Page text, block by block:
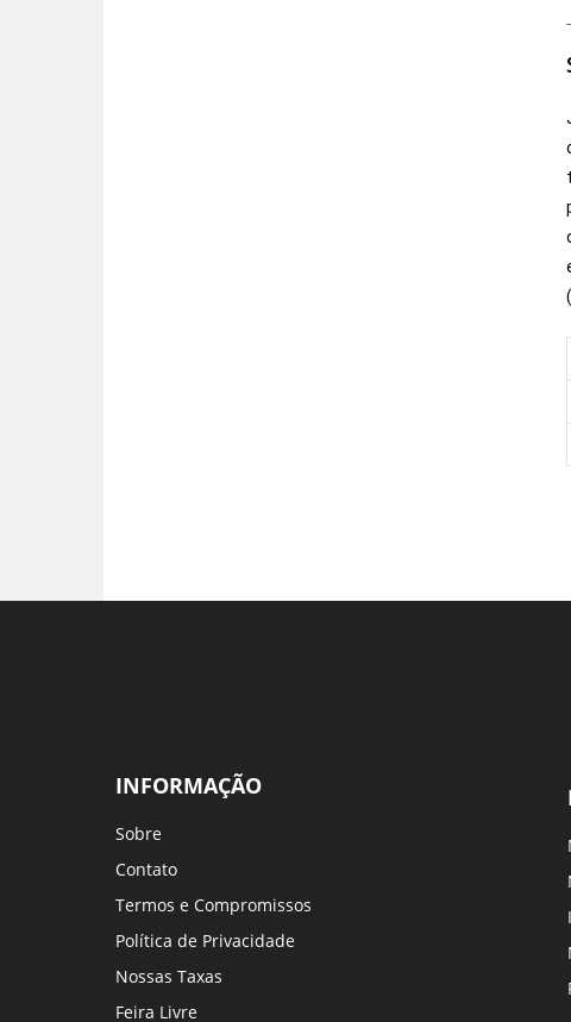
INFORMAÇÃO
Sobre
Contato
Termos e Compromissos
Política de Privacidade
Nossas Taxas
Feira Livre